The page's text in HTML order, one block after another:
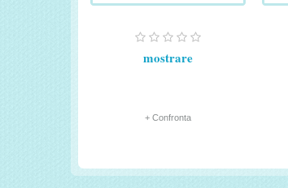
mostrare
+ Confronta